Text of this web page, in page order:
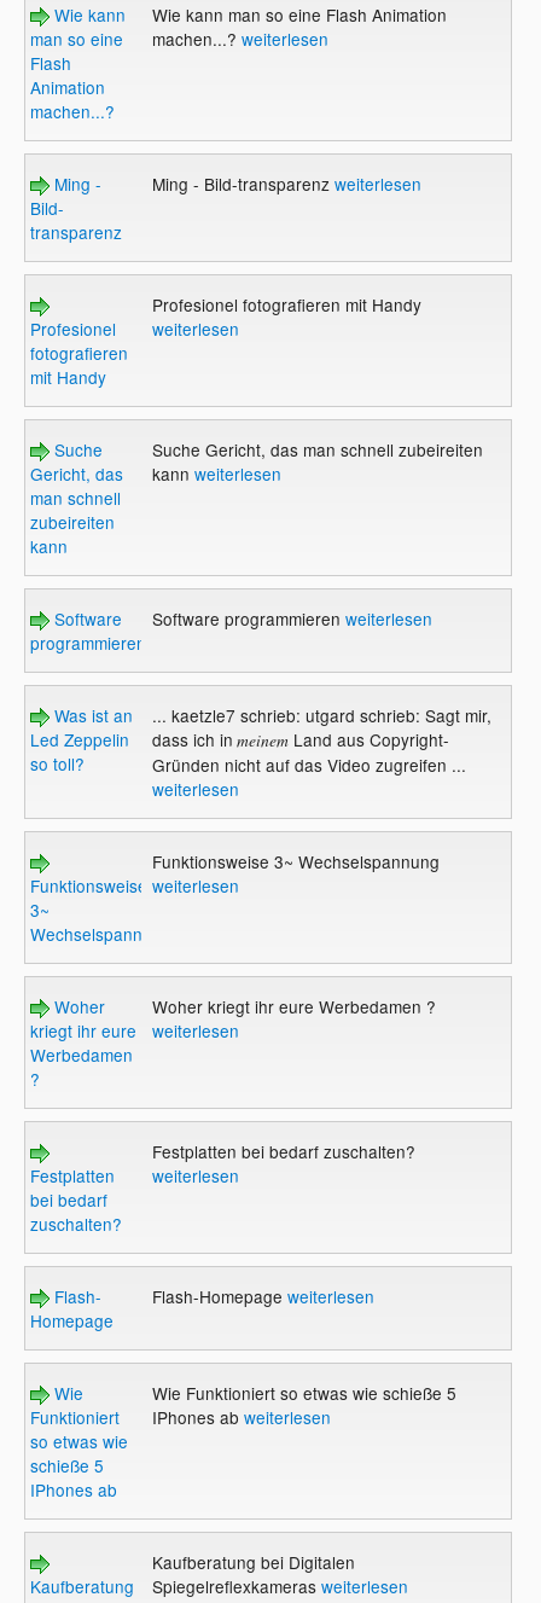
Wie kann
man so eine
Flash
Animation
machen...?
Wie kann man so eine Flash Animation
machen...? weiterlesen
Ming -
Bild-
transparenz
Ming - Bild-transparenz weiterlesen
Profesionel
fotografieren
mit Handy
Profesionel fotografieren mit Handy
weiterlesen
Suche
Gericht, das
man schnell
zubeireiten
kann
Suche Gericht, das man schnell zubeireiten
kann weiterlesen
Software
programmieren
Software programmieren weiterlesen
Was ist an
Led Zeppelin
so toll?
... kaetzle7 schrieb: utgard schrieb: Sagt mir,
dass ich in meinemLand aus Copyright-
Gründen nicht auf das Video zugreifen ...
weiterlesen
Funktionsweise
3~
Wechselspannung
Funktionsweise 3~ Wechselspannung
weiterlesen
Woher
kriegt ihr eure
Werbedamen
?
Woher kriegt ihr eure Werbedamen ?
weiterlesen
Festplatten
bei bedarf
zuschalten?
Festplatten bei bedarf zuschalten?
weiterlesen
Flash-
Homepage
Flash-Homepage weiterlesen
Wie
Funktioniert
so etwas wie
schieße 5
IPhones ab
Wie Funktioniert so etwas wie schieße 5
IPhones ab weiterlesen
Kaufberatung
Kaufberatung bei Digitalen
Spiegelreflexkameras weiterlesen